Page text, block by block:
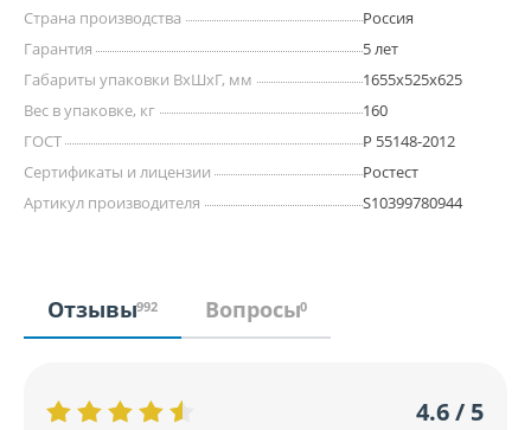
Страна производства
Россия
Гарантия
5 лет
Габариты упаковки ВхШхГ, мм
1655x525x625
Вес в упаковке, кг
160
ГОСТ
Р 55148-2012
Сертификаты и лицензии
Ростест
Артикул производителя
S10399780944
Отзывы992 Вопросы0
4.6 / 5